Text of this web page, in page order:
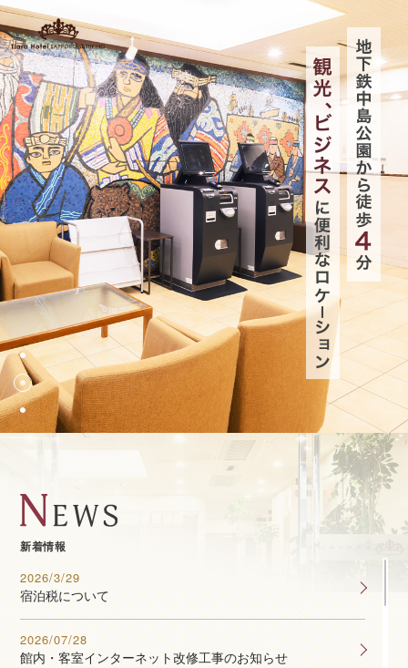
新着情報
2026/3/29
宿泊税について
2026/07/28
館内・客室インターネット改修工事のお知らせ